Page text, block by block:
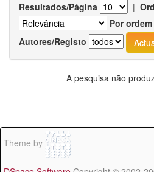
Resultados/Página |
Por ordem
Autores/Registo
A pesquisa não
Theme by